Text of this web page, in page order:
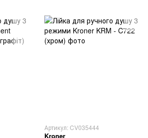
Артикул: CV035444
Kroner